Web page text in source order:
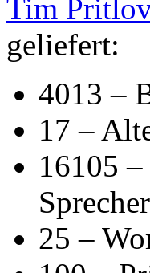
Tim
geliefert:
4013 –
17 –
16105
25 –